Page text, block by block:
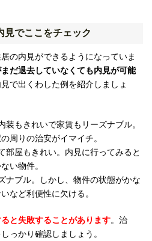
見でここをチェック
の内見ができるようになっていま
だ退去していなくても内見が可能
で出くわした例を紹介しましょ
もきれいで家賃もリーズナブル。
周りの治安がイマイチ。
屋もきれい。内見に行ってみると
い物件。
ブル。しかし、物件の状態がかな
など利便性に欠ける。
と失敗することがあります。治
っかり確認しましょう。